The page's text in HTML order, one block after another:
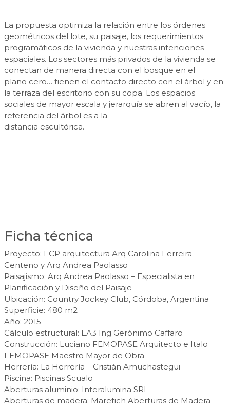
La propuesta optimiza la relación entre los órdenes
geométricos del lote, su paisaje, los requerimientos
programáticos de la vivienda y nuestras intenciones
espaciales. Los sectores más privados de la vivienda se
conectan de manera directa con el bosque en el
plano cero… tienen el contacto directo con el árbol y en
la terraza del escritorio con su copa. Los espacios
sociales de mayor escala y jerarquía se abren al vacío, la
referencia del árbol es a la
distancia escultórica.
Ficha técnica
Proyecto: FCP arquitectura Arq Carolina Ferreira
Centeno y Arq Andrea Paolasso
Paisajismo: Arq Andrea Paolasso – Especialista en
Planificación y Diseño del Paisaje
Ubicación: Country Jockey Club, Córdoba, Argentina
Superficie: 480 m2
Año: 2015
Cálculo estructural: EA3 Ing Gerónimo Caffaro
Construcción: Luciano FEMOPASE Arquitecto e Italo
FEMOPASE Maestro Mayor de Obra
Herrería: La Herrería – Cristián Amuchastegui
Piscina: Piscinas Scualo
Aberturas aluminio: Interalumina SRL
Aberturas de madera: Maretich Aberturas de Madera